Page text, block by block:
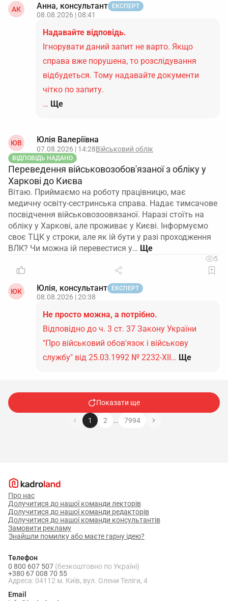
АК Анна, консультант ЕКСПЕРТ
08.08.2026 | 08:41
Надавайте відповідь.
Ігнорувати даний запит не варто. Якщо
справа вже порушена, то розслідування
відбудеться. Тому надавайте документи
чітко по запиту.
… Ще
ЮВ Юлія Валеріївна
07.08.2026 | 14:28Військовий облік
ВІДПОВІДЬ НАДАНО
Переведення військовозобов'язаної з обліку у
Харкові до Києва
Вітаю. Приймаємо на роботу працівницю, має
медичну освіту-сестринська справа. Надає тимсачове
посвідчення військовозоовязаної. Наразі стоїть на
обліку у Харкові, але проживає у Києві. Інформуємо
своє ТЦК у строки, але як ій бути у разі проходження
ВЛК? Чи можна ій перевестися у…
5
ЮК Юлія, консультант ЕКСПЕРТ
08.08.2026 | 20:38
Не просто можна, а потрібно.
Відповідно до ч. 3 ст. 37 Закону України
"Про військовий обов'язок і військову
службу" від 25.03.1992 № 2232-ХІІ… Ще
Показати ще
1 2 … 7994
Про нас
Долучитися до нашої команди лекторів
Долучитися до нашої команди редакторів
Долучитися до нашої команди консультантів
Замовити рекламу
Знайшли помилку або маєте гарну ідею?
Телефон
0 800 607 507 (безкоштовно по Україні)
+380 67 008 70 55
Адреса: 04112 м. Київ, вул. Олени Теліги, 4
Email